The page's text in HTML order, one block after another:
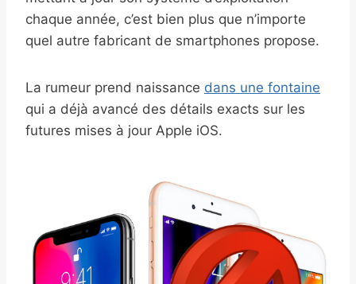
chaque année, c’est bien plus que n’importe
quel autre fabricant de smartphones propose.
La rumeur prend naissance dans une fontaine
qui a déjà avancé des détails exacts sur les
futures mises à jour Apple iOS.